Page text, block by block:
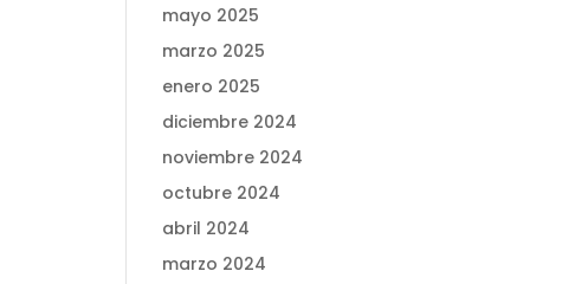
mayo 2025
marzo 2025
enero 2025
diciembre 2024
noviembre 2024
octubre 2024
abril 2024
marzo 2024